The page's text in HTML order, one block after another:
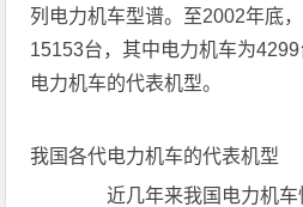
列电力机车型谱。至2002年底
15153台，其中电力机车为
电力机车的代表机型。
我国各代电力机车的代表机型
近几年来我国电力机车